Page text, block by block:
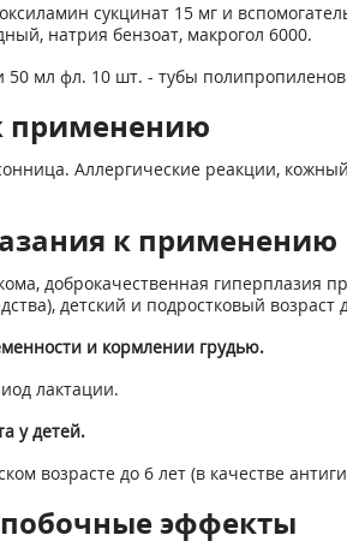
сукцинат 15 мг и
натрия бензоат, макрогол 6000.
50 мл фл. 10 шт. - тубы
применению
Аллергические реакции,
к применению
доброкачественная гиперплазия
детский и подростковый
и кормлении грудью.
лактации.
у детей.
возрасте до 6 лет (в качестве
эффекты